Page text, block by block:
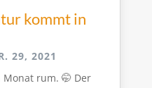
kommt in
29, 2021
rum. 🤭 Der